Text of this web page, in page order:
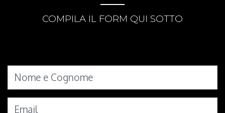
COMPILA IL FORM QUI SOTTO